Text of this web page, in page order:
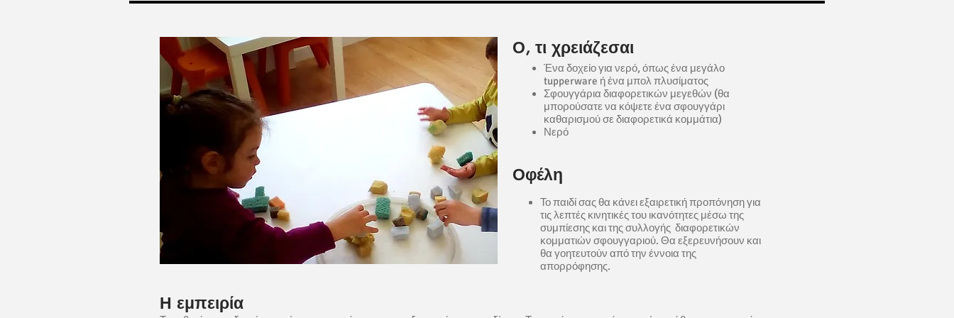
Ο, τι χρειάζεσαι
Ένα δοχείο για νερό, όπως ένα μεγάλο
tupperware ή ένα μπολ πλυσίματος
Σφουγγάρια διαφορετικών μεγεθών (θα
μπορούσατε να κόψετε ένα σφουγγάρι
καθαρισμού σε διαφορετικά κομμάτια)
Νερό
Οφέλη
Το παιδί σας θα κάνει εξαιρετική προπόνηση για
τις λεπτές κινητικές του ικανότητες μέσω της
συμπίεσης και της συλλογής διαφορετικών
κομματιών σφουγγαριού. Θα εξερευνήσουν και
θα γοητευτούν από την έννοια της
απορρόφησης.
Η εμπειρία